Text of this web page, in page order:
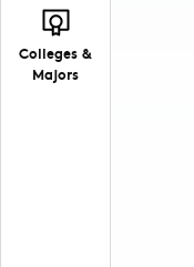
Colleges &
Majors